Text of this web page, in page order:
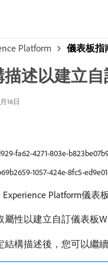
Platform 儀表板指
述以建立自
16日
fa62-4271-803e-
1057-424e-8fc5-
Experience Platform儀
性以建立自訂儀表板
結構描述後，您可以繼